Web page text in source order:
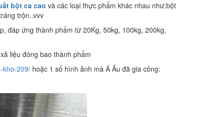
bột ca cao và các loại thực phẩm khác nhau như:bột
trộn..vvv
đáp ứng thành phẩm từ 20Kg, 50kg, 100kg, 200kg,
liệu đóng bao thành phẩm
kho-209/ hoặc 1 số hình ảnh mà Á Âu đã gia công: